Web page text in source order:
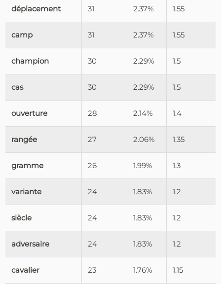
déplacement 31 2.37% 1.55
camp 31 2.37% 1.55
champion 30 2.29% 1.5
cas 30 2.29% 1.5
ouverture 28 2.14% 1.4
rangée 27 2.06% 1.35
gramme 26 1.99% 1.3
variante 24 1.83% 1.2
siècle 24 1.83% 1.2
adversaire 24 1.83% 1.2
cavalier 23 1.76% 1.15